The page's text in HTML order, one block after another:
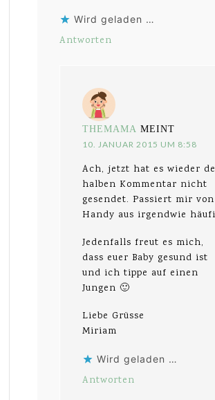
Wird geladen …
Antworten
THEMAMA MEINT
10. JANUAR 2015 UM 8:58
Ach, jetzt hat es wieder
halben Kommentar nicht
gesendet. Passiert mir von
Handy aus irgendwie
Jedenfalls freut es mich,
dass euer Baby gesund ist
und ich tippe auf einen
Jungen 🙂
Liebe Grüsse
Miriam
Wird geladen …
Antworten